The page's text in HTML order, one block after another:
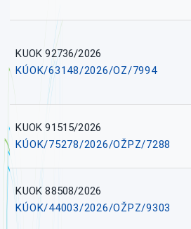
KUOK 92736/2026
KÚOK/63148/2026/OZ/7994
KUOK 91515/2026
KÚOK/75278/2026/OŽPZ/7288
KUOK 88508/2026
KÚOK/44003/2026/OŽPZ/9303